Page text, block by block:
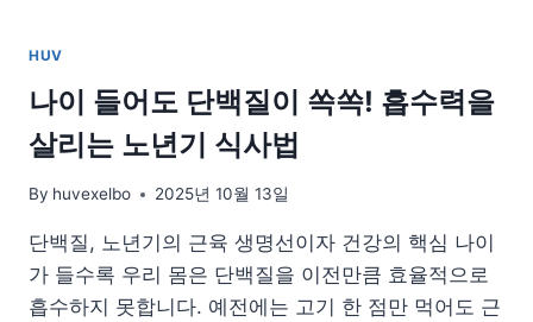
변
화
HUV
나이 들어도 단백질이 쏙쏙! 흡수력을
살리는 노년기 식사법
By huvexelbo 2025년 10월 13일
단백질, 노년기의 근육 생명선이자 건강의 핵심 나이
가 들수록 우리 몸은 단백질을 이전만큼 효율적으로
흡수하지 못합니다. 예전에는 고기 한 점만 먹어도 근